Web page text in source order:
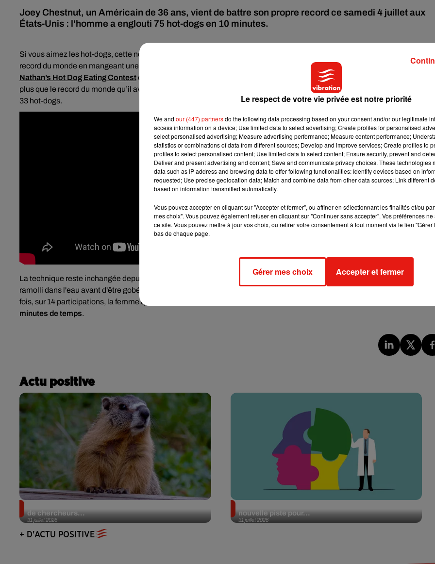
Joey Chestnut, un Américain de 36 ans, vient de battre son propre record ce samedi 4 juillet aux
États-Unis : l'homme a englouti 75 hot-dogs en 10 minutes.
Si vous aimez les hot-dogs, cette nouvelle va vous scotcher.
record du monde en mangeant une multitude de hot-dogs en un temps record. En effet, lors dela compétition annuelle
Nathan’s Hot Dog Eating Contestorganisée le 3 juillet, il a englouti pas moins de 75 hot-dogs en 10 minutes. Soit trois de
plus que le record du monde qu’il avait établi en 2017 en mangeant 72.
Il a ainsi devancé son concurrent Darron Breeden de
33 hot-dogs.
La technique reste inchangée depuis des années : les participants mangent en premier les saucisses, le pain est quant à lui
ramolli dans l'eau avant d'être gobé. Si Joey Chestnut peut désormais se targuer d’avoir remporté ce concours pour la 13e
fois, sur 14 participations, la femme qui a remporté le concours est
minutes de temps.
Actu positive
31 juillet 2026
de chercheurs...
31 juillet 2026
nouvelle piste pour...
+ D'ACTU POSITIVE
Le respect de votre vie privée est notre priorité
We and our (447) partnersdo the following data processing based on your consent and/or our legitimate
access information on a device; Use limited data to select advertising; Create profiles for personalised
select personalised advertising; Measure advertising performance; Measure content performance;
statistics or combinations of data from different sources; Develop and improve services; Create profiles to
profiles to select personalised content; Use limited data to select content; Ensure security, prevent and
Deliver and present advertising and content; Save and communicate privacy choices. These technologies
data such as IP address and browsing data to offer following functionalities: Identify devices based on
requested; Use precise geolocation data; Match and combine data from other data sources; Link different
based on information transmitted automatically.
Vous pouvez accepter en cliquant sur "Accepter et fermer", ou affiner en sélectionnant les finalités et/ou
mes choix". Vous pouvez également refuser en cliquant sur "Continuer sans accepter". Vos préférences
ce site. Vous pouvez mettre à jour vos choix, ou retirer votre consentement à tout moment via le lien
bas de chaque page.
Gérer mes choix Accepter et fermer